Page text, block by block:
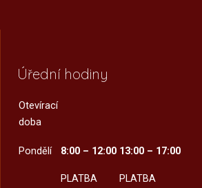
Úřední hodiny
Otevírací
doba
Pondělí 8:00 – 12:00
PLATBA
13:00 – 17:00
PLATBA